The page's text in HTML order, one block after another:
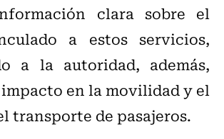
clara sobre el
a estos servicios,
a la autoridad, además,
en la movilidad y el
transporte de pasajeros.